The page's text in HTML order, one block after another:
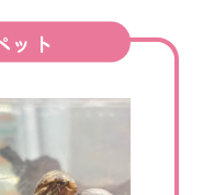
ット